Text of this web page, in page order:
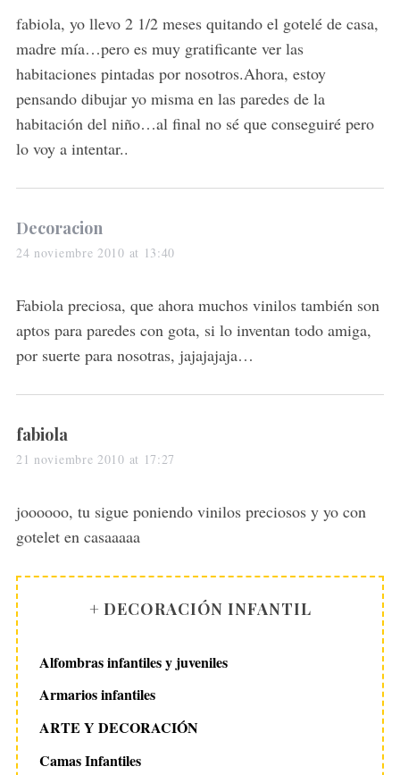
s
:
fabiola, yo llevo 2 1/2 meses quitando el gotelé de casa,
madre mía…pero es muy gratificante ver las
habitaciones pintadas por nosotros.Ahora, estoy
pensando dibujar yo misma en las paredes de la
habitación del niño…al final no sé que conseguiré pero
lo voy a intentar..
s
a
s
:
Decoracion
24 noviembre 2010 at 13:40
Fabiola preciosa, que ahora muchos vinilos también son
aptos para paredes con gota, si lo inventan todo amiga,
por suerte para nosotras, jajajajaja…
s
a
s
:
fabiola
21 noviembre 2010 at 17:27
joooooo, tu sigue poniendo vinilos preciosos y yo con
gotelet en casaaaaa
+ DECORACIÓN INFANTIL
Alfombras infantiles y juveniles
Armarios infantiles
ARTE Y DECORACIÓN
Camas Infantiles